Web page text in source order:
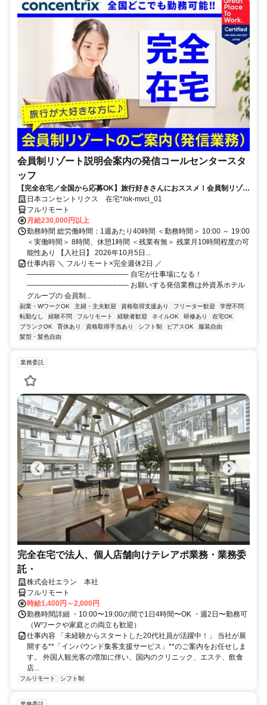
会員制リゾート説明会案内の発信コールセンタースタ
ッフ
【完全在宅／全国から応募OK】旅行好きさんにおススメ！会員制リゾー
トのご案内×テレワーク・リモートワーク◎月収34万円以上も可能！
日本コンセントリクス 在宅*/ok-mvci_01
フルリモート
月給230,000円以上
勤務時間 総労働時間：1週あたり40時間 ＜勤務時間＞ 10:00 ～ 19:00
＜実働時間＞ 8時間、休憩1時間 ＜残業有無＞ 残業月10時間程度の可
能性あり 【入社日】 2026年10月5日...
仕事内容 ＼ フルリモート×完全週休2日 ／
─────────────────── 自宅が仕事場になる！
─────────────────── お願いする発信業務は外資系ホテル
グループの 会員制...
副業・WワークOK 主婦・主夫歓迎 資格取得支援あり フリーター歓迎
学歴不問
転勤なし
経験不問 フルリモート 経験者歓迎 ネイルOK 研修あり
在宅OK
ブランクOK
育休あり 資格取得手当あり シフト制 ピアスOK
服装自由
髪型・髪色自由
業務委託
完全在宅で法人、個人店舗向けテレアポ業務・業務委
託・
株式会社エラン 本社
フルリモート
時給1,400円～2,000円
勤務時間詳細 ・10:00〜19:00の間で1日4時間〜OK ・週2日〜勤務可
（Wワークや家庭との両立も歓迎）
仕事内容 「未経験からスタートした20代社員が活躍中！」 当社が展
開する**「インバウンド集客支援サービス」**のご案内をお任せしま
す。 外国人観光客の増加に伴い、国内のクリニック、エステ、飲食
店...
フルリモート シフト制